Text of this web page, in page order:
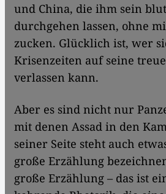
und China, die ihm sein
durchgehen lassen, ohne
zucken. Glücklich ist, wer
Krisenzeiten auf seine
verlassen kann.
Aber es sind nicht nur
mit denen Assad in den
seiner Seite steht auch
große Erzählung
große Erzählung – das ist